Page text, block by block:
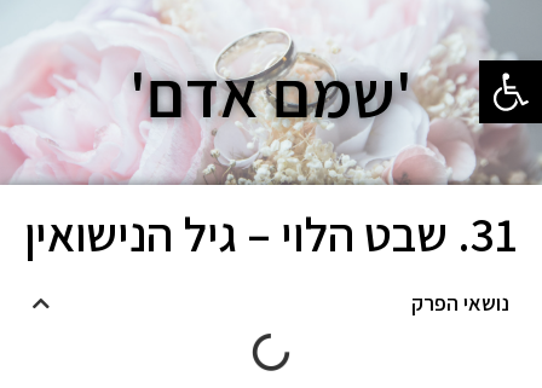
'שמם אדם'
31. שבט הלוי – גיל הנישואין
נושאי הפרק
פתח סרגל נגישות